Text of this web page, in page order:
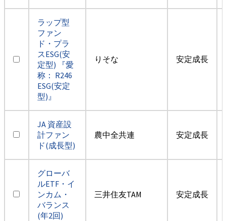
ラップ型
ファン
ド・プラ
スESG(安
定型) 『愛
称： R246
ESG(安定
型)』
りそな 安定成長
JA 資産設
計ファン
ド(成長型)
農中全共連 安定成長
グローバ
ルETF・イ
ンカム・
バランス
(年2回)
三井住友TAM 安定成長